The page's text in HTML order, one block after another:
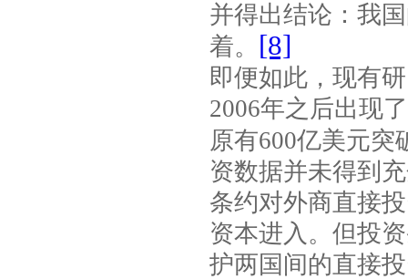
并得出结论：我
着。
[8]
即便如此，现有
2006年之后出现
原有600亿美元突
资数据并未得到
条约对外商直接
资本进入。但投
护两国间的直接